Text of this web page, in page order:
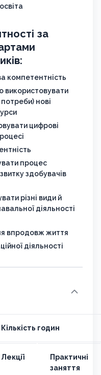
за
компетентність
використовувати
нові
цифрові
процес
здобувачів
різні види й
діяльності
впродовж життя
діяльності
Кількість годин
Лекції
Практичні
заняття